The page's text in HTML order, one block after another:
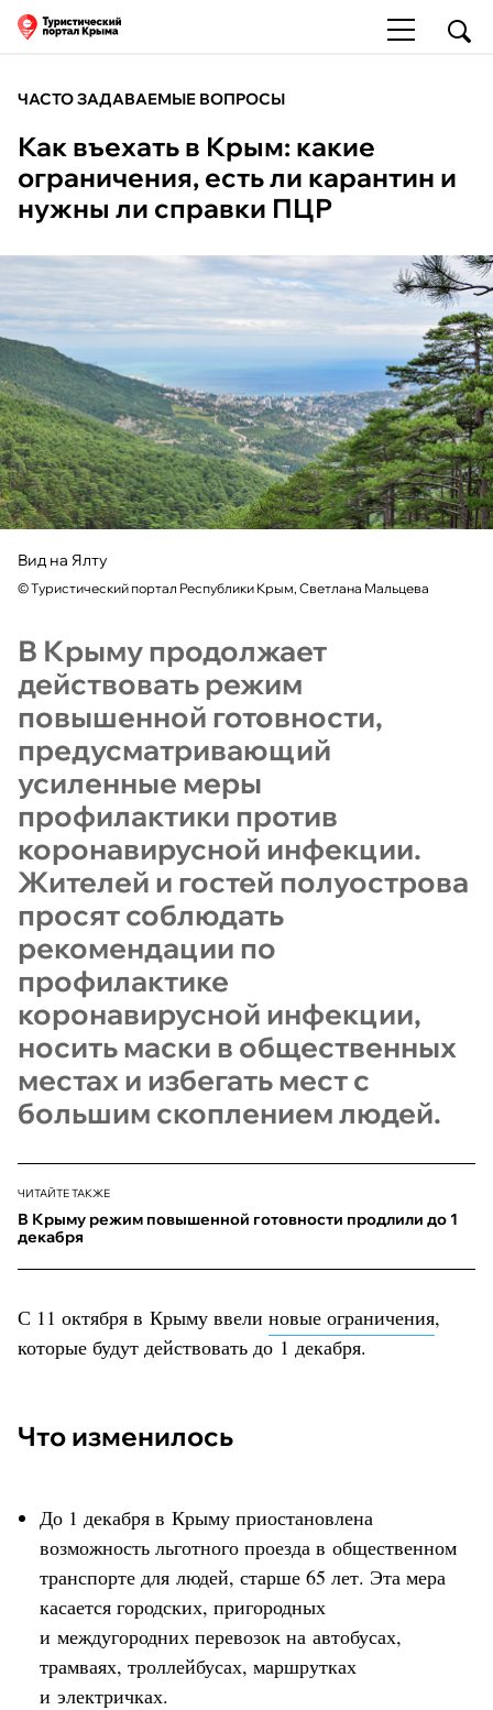
ЧАСТО ЗАДАВАЕМЫЕ ВОПРОСЫ
Как въехать в Крым: какие
ограничения, есть ли карантин и
нужны ли справки ПЦР
Вид на Ялту
©Туристический портал Республики Крым, Светлана Мальцева
В Крыму продолжает
действовать режим
повышенной готовности,
предусматривающий
усиленные меры
профилактики против
коронавирусной инфекции.
Жителей и гостей полуострова
просят соблюдать
рекомендации по
профилактике
коронавирусной инфекции,
носить маски в общественных
местах и избегать мест с
большим скоплением людей.
ЧИТАЙТЕ ТАКЖЕ
В Крыму режим повышенной готовности продлили до 1
декабря
С 11 октября в Крыму ввели новые ограничения,
которые будут действовать до 1 декабря.
Что изменилось
До 1 декабря в Крыму приостановлена
возможность льготного проезда в общественном
транспорте для людей, старше 65 лет. Эта мера
касается городских, пригородных
и междугородних перевозок на автобусах,
трамваях, троллейбусах, маршрутках
и электричках.